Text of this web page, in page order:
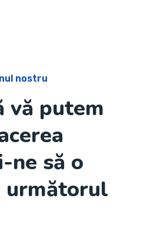
nostru
vă putem
ne să o
următorul